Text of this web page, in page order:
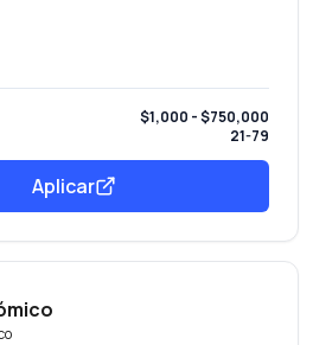
$1,000 - $750,000
21-79
Aplicar